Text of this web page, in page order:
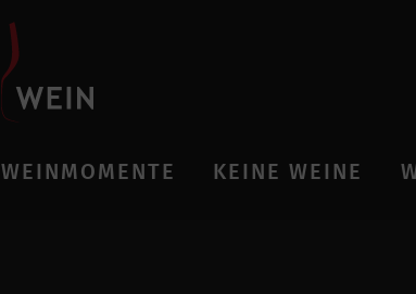
WEINMOMENTE KEINE WEINE